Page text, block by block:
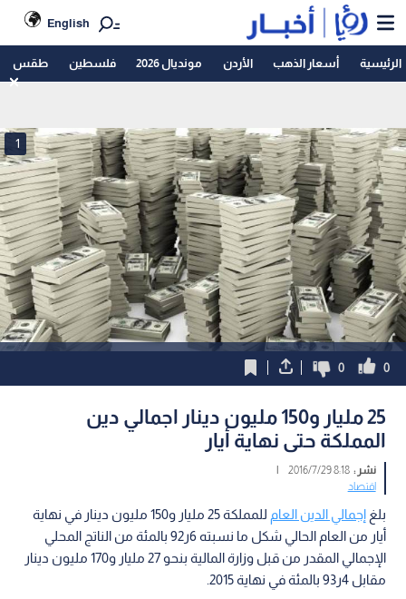
English
الرئيسية أسعار الذهب الأردن مونديال 2026 فلسطين طقس
1
0
0
25 مليار و150 مليون دينار اجمالي دين
المملكة حتى نهاية أيار
نشر :8:18 2016/7/29
|
اقتصاد
بلغإجمالي الدين العام
للمملكة 25 مليار و150 مليون دينار في نهاية
أيار من العام الحالي شكل ما نسبته 6ر92 بالمئة من الناتج المحلي
الإجمالي المقدر من قبل وزارة المالية بنحو 27 مليار و170 مليون دينار
مقابل 4ر93 بالمئة في نهاية 2015.